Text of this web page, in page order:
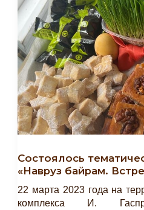
Состоялось
«Навруз байрам.
22 марта 2023 года на
комплекса И.